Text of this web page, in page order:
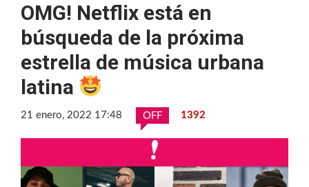
OMG! Netflix está en
búsqueda de la próxima
estrella de música urbana
latina
21 enero, 2022 17:48 OFF 1392